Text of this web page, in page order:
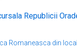
Republicii
Romaneasca din